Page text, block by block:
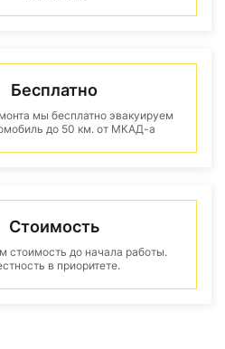
Бесплатно
мы бесплатно эвакуируем
до 50 км. от МКАД-а
Стоимость
стоимость до начала работы.
в приоритете.